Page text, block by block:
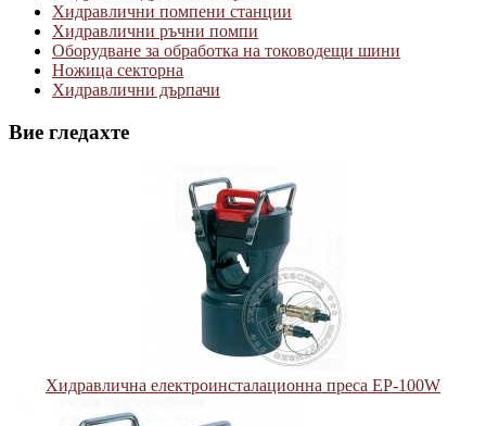
Хидравлични помпени станции
Хидравлични ръчни помпи
Оборудване за обработка на тоководещи шини
Ножица секторна
Хидравлични дърпачи
Вие гледахте
Хидравлична електроинсталационна преса EP-100W